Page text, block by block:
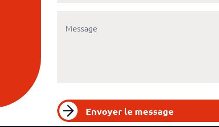
Envoyer le message